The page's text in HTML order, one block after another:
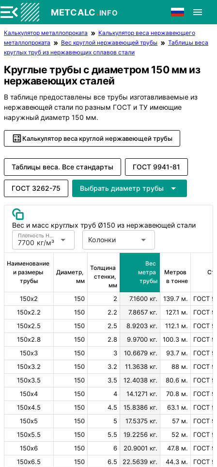
METCALC.INFO
Калькулятор металлопроката
Калькулятор веса нержавеющего
металлопроката
Вес круглой нержавеющей трубы
Таблицы веса
круглых труб из нержавеющих сплавов стали
Круглые трубы с диаметром 150 мм из
нержавеющих сталей
В таблице предоставлены все трубы изготавливаемые из
нержавеющей стали по разным ГОСТ и ТУ имеющие
наружный диаметр 150 мм.
Калькулятор веса круглой нержавеющей трубы
Таблицы веса. Все стандарты ГОСТ 9941-81
ГОСТ 3262-75 Выбрать диаметр трубы
Вес и масс круглых труб Ø150 из нержавеющей стали
7700 кг/м³
Плотность Нержавеющая сталь Колонки
Наименование
и размеры
трубы
Диаметр,
мм
Толщина
стенки,
мм
Вес
метра
трубы
Метров
в тонне
150х2 150 2 7.1600 кг. 139.7 м.
ГОСТ
150х2.2
150 2.2 7.8657 кг. 127.1 м.
ГОСТ
150х2.5
150 2.5 8.9203 кг. 112.1 м.
ГОСТ
150х2.8
150 2.8 9.9700 кг. 100.3 м.
ГОСТ
150х3
150 3 10.6679 кг. 93.7 м.
ГОСТ
150х3.2
150 3.2 11.3638 кг. 88 м.
ГОСТ
150х3.5
150 3.5 12.4038 кг. 80.6 м.
ГОСТ
150х4
150 4 14.1271 кг. 70.8 м.
ГОСТ
150х4.5
150 4.5 15.8386 кг. 63.1 м.
ГОСТ
150х5
150 5 17.5375 кг. 57 м.
ГОСТ
150х5.5
150 5.5 19.2256 кг. 52 м.
ГОСТ
150х6
150 6 20.9001 кг. 47.8 м.
ГОСТ
150х6.5
150 6.5 22.5639 кг. 44.3 м.
ГОСТ